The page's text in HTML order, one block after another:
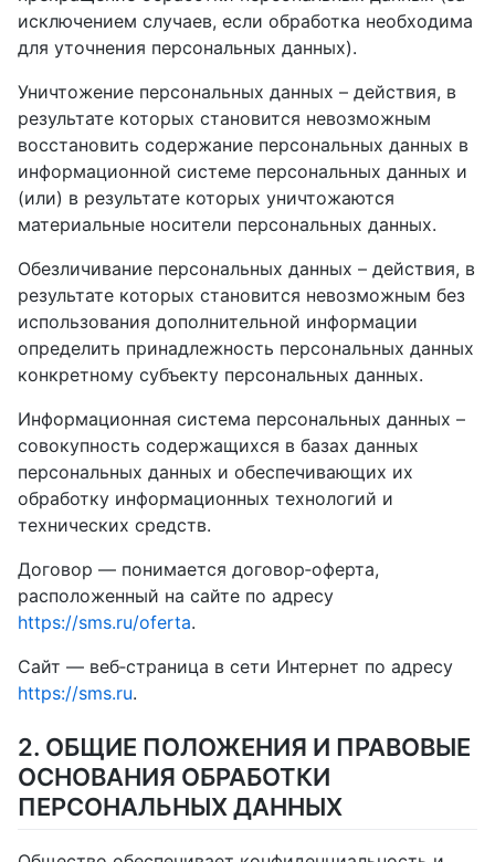
исключением случаев, если обработка необходима
для уточнения персональных данных).
Уничтожение персональных данных – действия, в
результате которых становится невозможным
восстановить содержание персональных данных в
информационной системе персональных данных и
(или) в результате которых уничтожаются
материальные носители персональных данных.
Обезличивание персональных данных – действия, в
результате которых становится невозможным без
использования дополнительной информации
определить принадлежность персональных данных
конкретному субъекту персональных данных.
Информационная система персональных данных –
совокупность содержащихся в базах данных
персональных данных и обеспечивающих их
обработку информационных технологий и
технических средств.
Договор — понимается договор‑оферта,
расположенный на сайте по адресу
https://sms.ru/oferta.
Сайт — веб‑страница в сети Интернет по адресу
https://sms.ru.
2. ОБЩИЕ ПОЛОЖЕНИЯ И ПРАВОВЫЕ
ОСНОВАНИЯ ОБРАБОТКИ
ПЕРСОНАЛЬНЫХ ДАННЫХ